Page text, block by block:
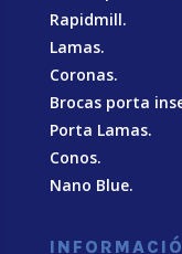
Rapidmill.
Lamas.
Coronas.
Brocas porta
Porta Lamas.
Conos.
Nano Blue.